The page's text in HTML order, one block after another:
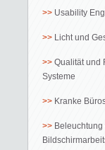
Usability
Licht und
Qualität und
Systeme
Kranke
Beleuchtung